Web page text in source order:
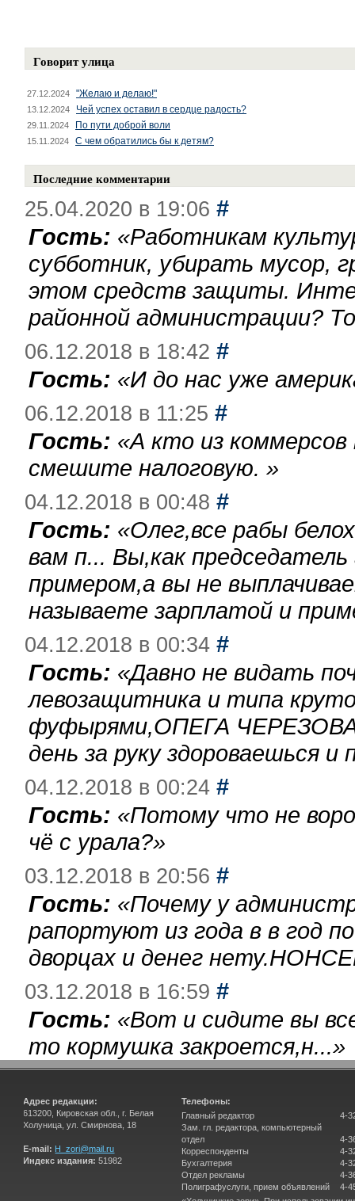
Говорит улица
27.12.2024 "Желаю и делаю!"
13.12.2024 Чей успех оставил в сердце радость?
29.11.2024 По пути доброй воли
15.11.2024 С чем обратились бы к детям?
Последние комментарии
25.04.2020 в 19:06 #
Гость: «Работникам
субботник, убирать мусор,
этом средств защиты.
районной администрации?
06.12.2018 в 18:42 #
Гость: «И до нас уже
06.12.2018 в 11:25 #
Гость: «А кто из
смешите налоговую. »
04.12.2018 в 00:48 #
Гость: «Олег,все рабы
вам п... Вы,как
примером,а вы не
называете зарплатой и
04.12.2018 в 00:34 #
Гость: «Давно не видать
левозащитника и типа
фуфырями,ОПЕГА
день за руку здороваешься
04.12.2018 в 00:24 #
Гость: «Потому что не
чё с урала?»
03.12.2018 в 20:56 #
Гость: «Почему у
рапортуют из года в в год
дворцах и денег
03.12.2018 в 16:59 #
Гость: «Вот и сидите вы
то кормушка закроется,н...»
Адрес редакции:
613200, Кировская обл., г. Белая
Холуница, ул. Смирнова, 18
E-mail: H_zori@mail.ru
Индекс издания: 51982
Телефоны:
Главный редактор
Зам. гл. редактора, компьютерный
отдел
Корреспонденты
Бухгалтерия
Отдел рекламы
Полиграфуслуги, прием объявлений
4-
4-
4-
4-
4-
4-